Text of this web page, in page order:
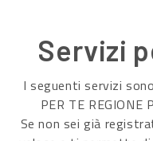
Servizi
I seguenti servizi
PER TE
Se non sei già